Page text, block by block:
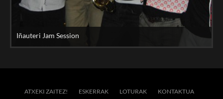
Iñauteri Jam Session
ATXEKI ZAITEZ! ESKERRAK LOTURAK KONTAKTUA